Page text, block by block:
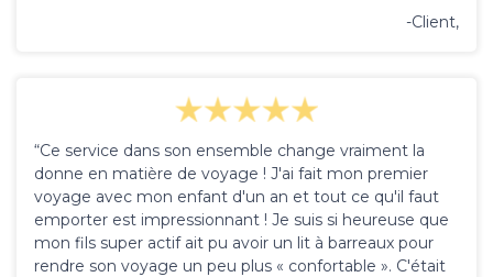
-Client,
“Ce service dans son ensemble change vraiment la
donne en matière de voyage ! J'ai fait mon premier
voyage avec mon enfant d'un an et tout ce qu'il faut
emporter est impressionnant ! Je suis si heureuse que
mon fils super actif ait pu avoir un lit à barreaux pour
rendre son voyage un peu plus « confortable ». C'était